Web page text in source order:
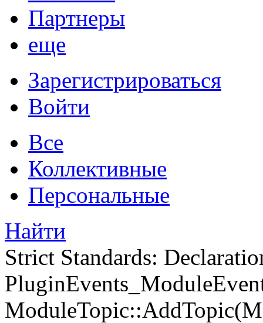
Партнеры
еще
Зарегистрироваться
Войти
Все
Коллективные
Персональные
Найти
Strict Standards: